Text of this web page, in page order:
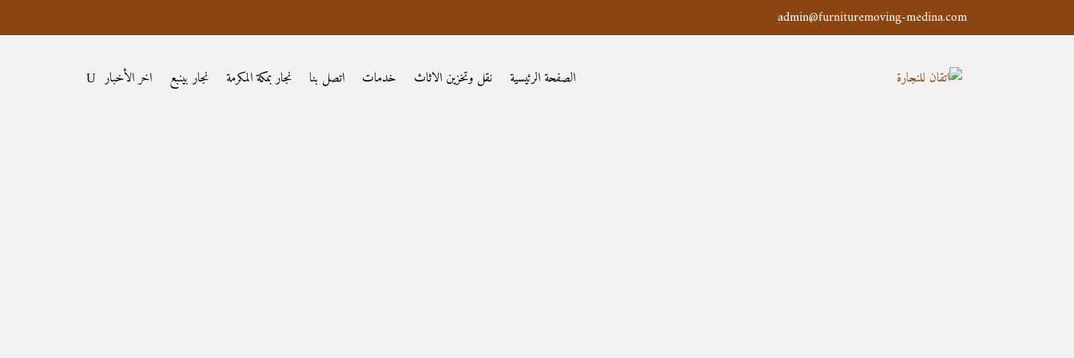
admin@furnituremoving-medina.com
الصفحة الرئيسية نقل وتخزين الاثاث خدمات اتصل بنا نجار بمكة المكرمة نجار بينبع اخر الأخبار